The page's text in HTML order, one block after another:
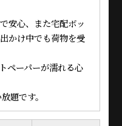
安心、また宅配ボッ
かけ中でも荷物を受
ペーパーが濡れる心
題です。